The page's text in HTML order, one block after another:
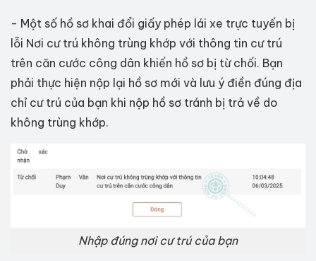
- Một số hồ sơ khai đổi giấy phép lái xe trực tuyến bị
lỗi Nơi cư trú không trùng khớp với thông tin cư trú
trên căn cước công dân khiến hồ sơ bị từ chối. Bạn
phải thực hiện nộp lại hồ sơ mới và lưu ý điền đúng địa
chỉ cư trú của bạn khi nộp hồ sơ tránh bị trả về do
không trùng khớp.
Nhập đúng nơi cư trú của bạn